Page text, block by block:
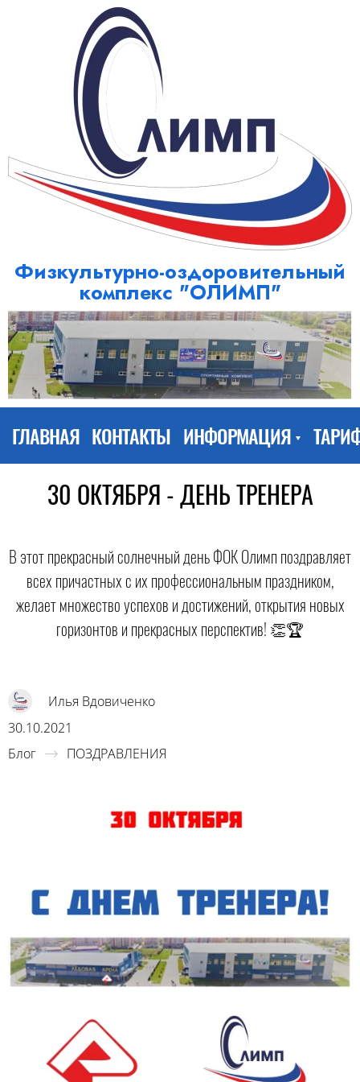
Физкультурно-оздоровительный
комплекс "ОЛИМП"
ГЛАВНАЯ КОНТАКТЫ ИНФОРМАЦИЯ
30 ОКТЯБРЯ - ДЕНЬ ТРЕНЕРА
В этот прекрасный солнечный день ФОК Олимп поздравляет
всех причастных с их профессиональным праздником,
желает множество успехов и достижений, открытия новых
горизонтов и прекрасных перспектив! 👏🏆
Илья Вдовиченко
30.10.2021
Блог
ПОЗДРАВЛЕНИЯ